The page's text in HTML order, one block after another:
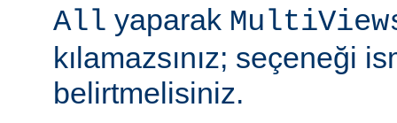
All yaparak
kılamazsınız; seçeneği
belirtmelisiniz.